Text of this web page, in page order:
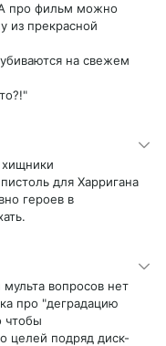
А про фильм можно
из прекрасной
на свежем
для Харригана
героев в
вопросов нет
про "деградацию
чтобы
целей подряд диск-